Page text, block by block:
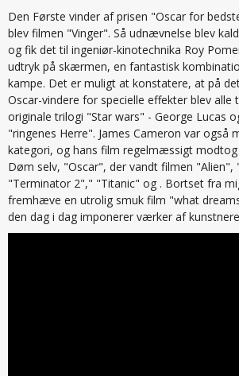
Den Første vinder af prisen "Oscar for
blev filmen "Vinger". Så udnævnelse blev
og fik det til ingeniør-kinotechnika Roy
udtryk på skærmen, en fantastisk
kampe. Det er muligt at konstatere, at på
Oscar-vindere for specielle effekter blev alle
originale trilogi "Star wars" - George Lucas
"ringenes Herre". James Cameron var også
kategori, og hans film regelmæssigt
Døm selv, "Oscar", der vandt filmen "Alien",
"Terminator 2"," "Titanic" og . Bortset fra
fremhæve en utrolig smuk film "what
den dag i dag imponerer værker af